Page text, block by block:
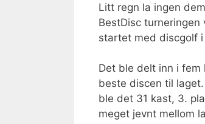
Litt regn la ingen
BestDisc
startet med discgolf i
Det ble delt inn i
beste discen til
ble det 31 kast, 3.
meget jevnt mellom